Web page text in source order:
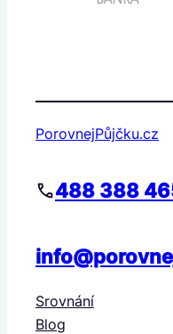
PorovnejPůjčku.cz
488 388
Srovnání
Blog